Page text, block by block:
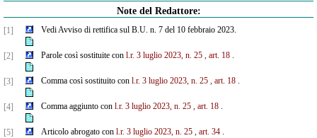
Note del Redattore:
[1] Vedi Avviso di rettifica sul B.U. n. 7 del 10 febbraio 2023.
[2] Parole così sostituite con l.r. 3 luglio 2023, n. 25 , art. 18.
[3] Comma così sostituito con l.r. 3 luglio 2023, n. 25 , art. 18.
[4] Comma aggiunto con l.r. 3 luglio 2023, n. 25 , art. 18.
[5] Articolo abrogato con l.r. 3 luglio 2023, n. 25 , art. 34.